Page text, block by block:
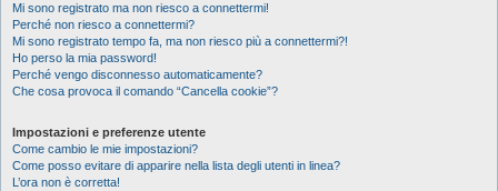
Mi sono registrato ma non riesco a connettermi!
Perché non riesco a connettermi?
Mi sono registrato tempo fa, ma non riesco più a connettermi?!
Ho perso la mia password!
Perché vengo disconnesso automaticamente?
Che cosa provoca il comando “Cancella cookie”?
Impostazioni e preferenze utente
Come cambio le mie impostazioni?
Come posso evitare di apparire nella lista degli utenti in linea?
L’ora non è corretta!